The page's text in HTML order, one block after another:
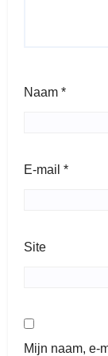
Naam *
E-mail *
Site
Mijn naam, e-